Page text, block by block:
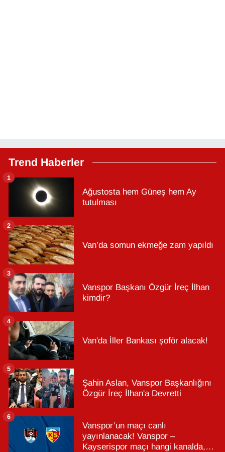
Trend Haberler
Ağustosta hem Güneş hem Ay
tutulması
1
Van’da somun ekmeğe zam yapıldı
2
Vanspor Başkanı Özgür İreç İlhan
kimdir?
3
Van'da İller Bankası şoför alacak!
4
Şahin Aslan, Vanspor Başkanlığını
Özgür İreç İlhan'a Devretti
5
Vanspor’un maçı canlı
yayınlanacak! Vanspor –
Kayserispor maçı hangi kanalda,
6